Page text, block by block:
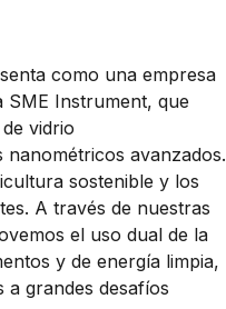
como una empresa
Instrument, que
vidrio
avanzados.
sostenible y los
A través de nuestras
el uso dual de la
y de energía limpia,
grandes desafíos